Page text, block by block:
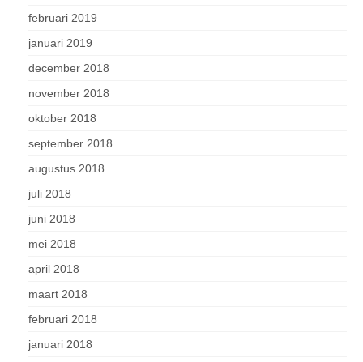
februari 2019
januari 2019
december 2018
november 2018
oktober 2018
september 2018
augustus 2018
juli 2018
juni 2018
mei 2018
april 2018
maart 2018
februari 2018
januari 2018